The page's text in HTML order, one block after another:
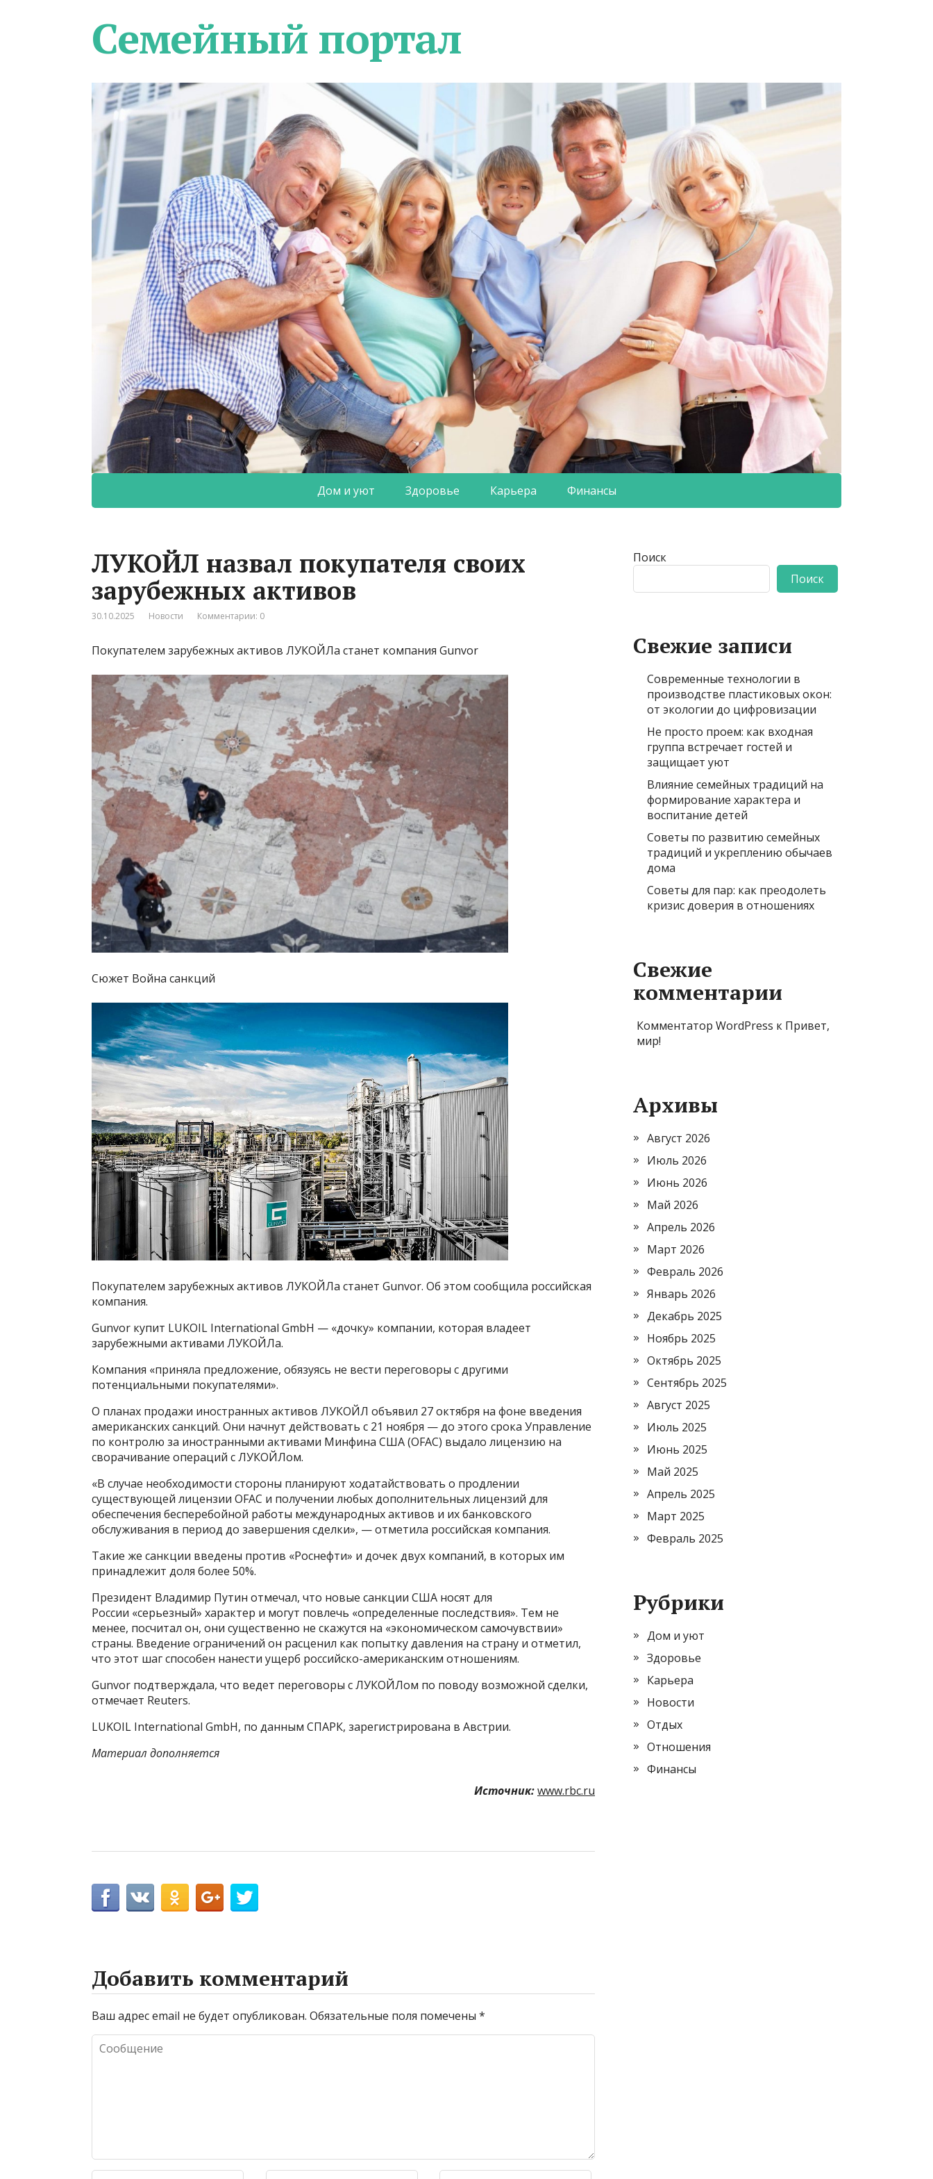
Семейный портал
Дом и уют Здоровье Карьера Финансы
ЛУКОЙЛ назвал покупателя своих
зарубежных активов
30.10.2025 Новости Комментарии: 0
Покупателем зарубежных активов ЛУКОЙЛа станет компания Gunvor
Сюжет Война санкций
Покупателем зарубежных активов ЛУКОЙЛа станет Gunvor. Об этом сообщила российская
компания.
Gunvor купит LUKOIL International GmbH — «дочку» компании, которая владеет
зарубежными активами ЛУКОЙЛа.
Компания «приняла предложение, обязуясь не вести переговоры с другими
потенциальными покупателями».
О планах продажи иностранных активов ЛУКОЙЛ объявил 27 октября на фоне введения
американских санкций. Они начнут действовать с 21 ноября — до этого срока Управление
по контролю за иностранными активами Минфина США (OFAC) выдало лицензию на
сворачивание операций с ЛУКОЙЛом.
«В случае необходимости стороны планируют ходатайствовать о продлении
существующей лицензии OFAC и получении любых дополнительных лицензий для
обеспечения бесперебойной работы международных активов и их банковского
обслуживания в период до завершения сделки», — отметила российская компания.
Такие же санкции введены против «Роснефти» и дочек двух компаний, в которых им
принадлежит доля более 50%.
Президент Владимир Путин отмечал, что новые санкции США носят для
России «серьезный» характер и могут повлечь «определенные последствия». Тем не
менее, посчитал он, они существенно не скажутся на «экономическом самочувствии»
страны. Введение ограничений он расценил как попытку давления на страну и отметил,
что этот шаг способен нанести ущерб российско-американским отношениям.
Gunvor подтверждала, что ведет переговоры с ЛУКОЙЛом по поводу возможной сделки,
отмечает Reuters.
LUKOIL International GmbH, по данным СПАРК, зарегистрирована в Австрии.
Материал дополняется
Источник:www.rbc.ru
Добавить комментарий
Ваш адрес email не будет опубликован. Обязательные поля помечены *
Поиск
Поиск
Свежие записи
Современные технологии в
производстве пластиковых окон:
от экологии до цифровизации
Не просто проем: как входная
группа встречает гостей и
защищает уют
Влияние семейных традиций на
формирование характера и
воспитание детей
Советы по развитию семейных
традиций и укреплению обычаев
дома
Советы для пар: как преодолеть
кризис доверия в отношениях
Свежие
комментарии
Комментатор WordPress к Привет,
мир!
Архивы
Август 2026
Июль 2026
Июнь 2026
Май 2026
Апрель 2026
Март 2026
Февраль 2026
Январь 2026
Декабрь 2025
Ноябрь 2025
Октябрь 2025
Сентябрь 2025
Август 2025
Июль 2025
Июнь 2025
Май 2025
Апрель 2025
Март 2025
Февраль 2025
Рубрики
Дом и уют
Здоровье
Карьера
Новости
Отдых
Отношения
Финансы